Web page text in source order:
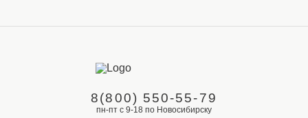
8(800) 550-55-79
пн-пт с 9-18 по Новосибирску